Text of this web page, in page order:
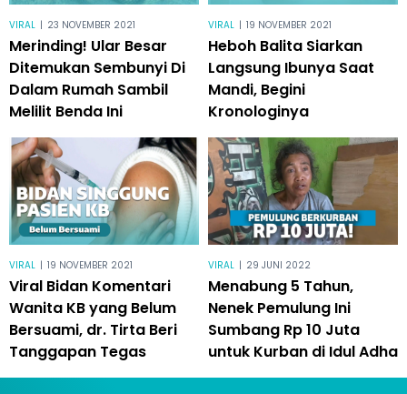
VIRAL | 23 NOVEMBER 2021
Merinding! Ular Besar
Ditemukan Sembunyi Di
Dalam Rumah Sambil
Melilit Benda Ini
VIRAL | 19 NOVEMBER 2021
Heboh Balita Siarkan
Langsung Ibunya Saat
Mandi, Begini
Kronologinya
VIRAL | 19 NOVEMBER 2021
Viral Bidan Komentari
Wanita KB yang Belum
Bersuami, dr. Tirta Beri
Tanggapan Tegas
VIRAL | 29 JUNI 2022
Menabung 5 Tahun,
Nenek Pemulung Ini
Sumbang Rp 10 Juta
untuk Kurban di Idul Adha